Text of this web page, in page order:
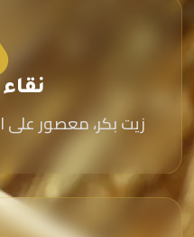
نقاء 100%.
زيت بكر، معصور على